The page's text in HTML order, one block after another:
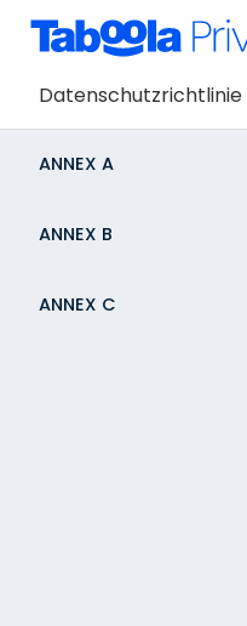
Datenschutzrichtlinie
ANNEX A
ANNEX B
ANNEX C